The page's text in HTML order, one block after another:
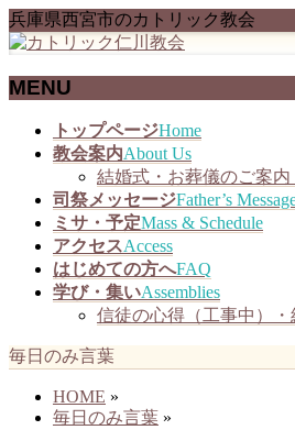
兵庫県西宮市のカトリック教会
MENU
トップページHome
教会案内About Us
結婚式・お葬儀のご案内
司祭メッセージFather’s
ミサ・予定Mass & Schedule
アクセスAccess
はじめての方へFAQ
学び・集いAssemblies
信徒の心得（工事中）・
毎日のみ言葉
HOME »
毎日のみ言葉 »